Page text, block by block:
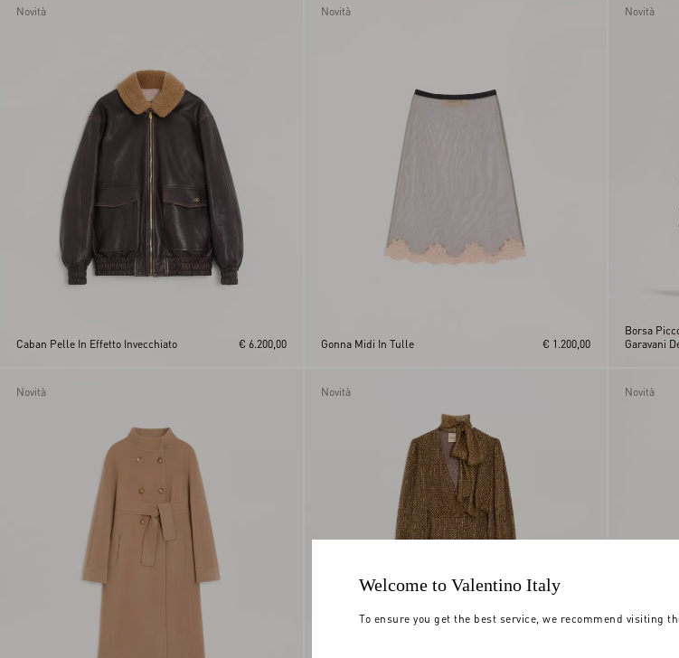
Novità
Caban Pelle In Effetto Invecchiato € 6.200,00
Novità
Gonna Midi In Tulle € 1.200,00
Novità
Borsa
Garavani
Novità Novità Novità
Welcome to Valentino Italy
To ensure you get the best service, we recommend visiting